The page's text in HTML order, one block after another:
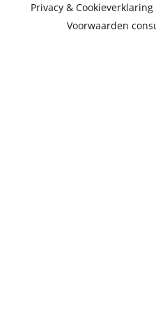
Privacy & Cookieverklaring
Voorwaarden